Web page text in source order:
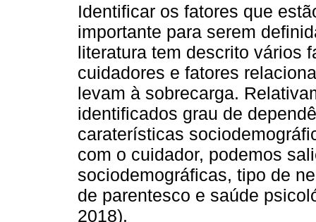
Identificar os fatores que
importante para serem
literatura tem descrito vários
cuidadores e fatores
levam à sobrecarga.
identificados grau de
caraterísticas
com o cuidador, podemos
sociodemográficas, tipo de
de parentesco e saúde
2018).